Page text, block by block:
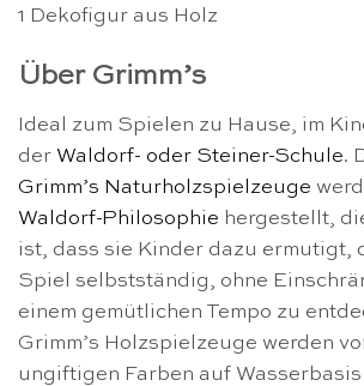
1 Dekofigur aus Holz
Über Grimm’s
Ideal zum Spielen zu Hause, im
der Waldorf- oder Steiner-Schule.
Grimm’s Naturholzspielzeuge
Waldorf-Philosophie hergestellt,
ist, dass sie Kinder dazu ermutigt,
Spiel selbstständig, ohne
einem gemütlichen Tempo zu
Grimm’s Holzspielzeuge werden
ungiftigen Farben auf